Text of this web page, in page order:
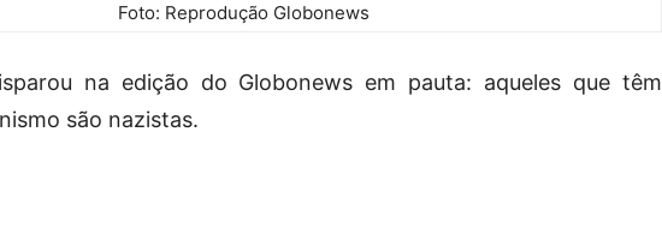
Foto: Reprodução Globonews
na edição do Globonews em pauta: aqueles que têm
são nazistas.